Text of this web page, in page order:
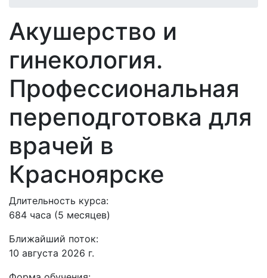
Акушерство и
гинекология.
Профессиональная
переподготовка для
врачей в
Красноярске
Длительность курса:
684 часа (5 месяцев)
Ближайший поток:
10 августа 2026 г.